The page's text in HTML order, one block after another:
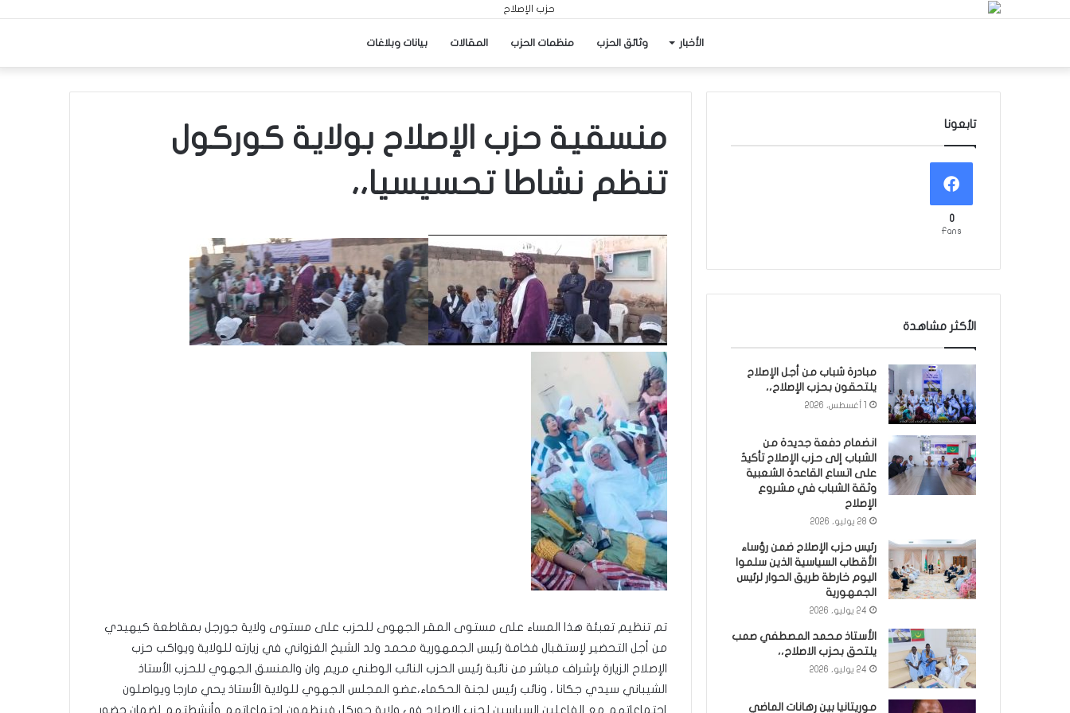
الأخبار وثائق الحزب منظمات الحزب المقالات بيانات وبلاغات
منسقية حزب الإصلاح بولاية كوركول
تنظم نشاطا تحسيسيا،،
تم تنظيم تعبئة هذا المساء على مستوى المقر الجهوى للحزب على مستوى ولاية جورجل بمقاطعة كيهيدي
من أجل التحضير لإستقبال فخامة رئيس الجمهورية محمد ولد الشيخ الغزواني في زيارته للولاية ويواكب حزب
الإصلاح الزيارة بإشراف مباشر من نائبة رئيس الحزب النائب الوطني مريم وان والمنسق الجهوي للحزب الأستاذ
الشيباني سيدي جكانا ، ونائب رئيس لجنة الحكماء،عضو المجلس الجهوي للولاية الأستاذ يحي مارجا ويواصلون
إجتماعاتهم مع الفاعلين السياسين لحزب الإصلاح في ولاية جوركل فينظمون إجتماعاتهم وأنشطتهم لضمان حضور
تابعونا
0
Fans
الأكثر مشاهدة
مبادرة شباب من أجل الإصلاح
يلتحقون بحزب الإصلاح،،
انضمام دفعة جديدة من
الشباب إلى حزب الإصلاح تأكيدٌ
على اتساع القاعدة الشعبية
وثقة الشباب في مشروع
الإصلاح
28 يوليو، 2026
رئيس حزب الإصلاح ضمن رؤساء
الأقطاب السياسية الذين سلموا
اليوم خارطة طريق الحوار لرئيس
الجمهورية
24 يوليو، 2026
الأستاذ محمد المصطفي صمب
يلتحق بحزب الاصلاح،،
24 يوليو، 2026
موريتانيا بين رهانات الماضي